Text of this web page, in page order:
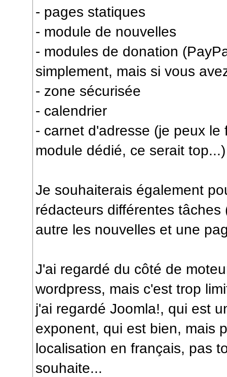
- pages statiques
- module de nouvelles
- modules de donation
simplement, mais si vous
- zone sécurisée
- calendrier
- carnet d'adresse (je peux
module dédié, ce serait top...)
Je souhaiterais également
rédacteurs différentes
autre les nouvelles et une
J'ai regardé du côté de
wordpress, mais c'est trop
j'ai regardé Joomla!, qui est
exponent, qui est bien, mais
localisation en français, pas
souhaite...